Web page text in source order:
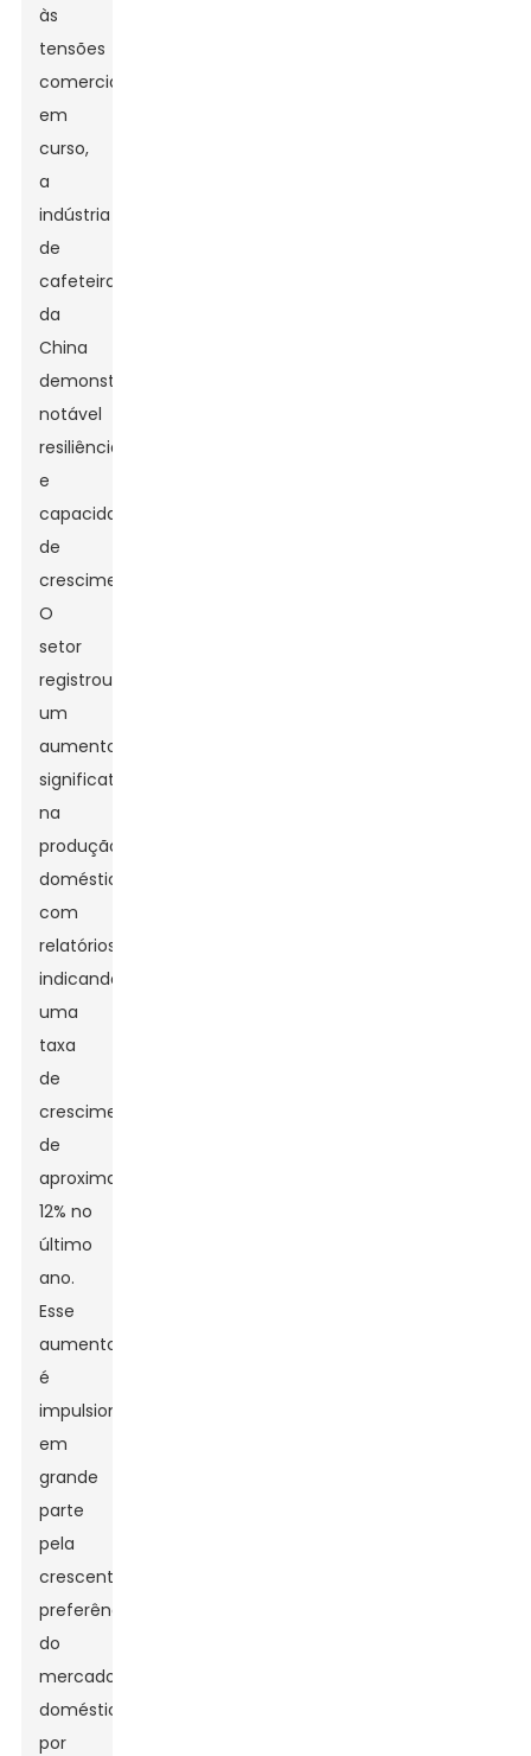
às
tensões
comerciais
em
curso,
a
indústria
de
cafeteiras
da
China
demonstrou
notável
resiliência
e
capacidade
de
crescimento.
O
setor
registrou
um
aumento
significativo
na
produção
doméstica,
com
relatórios
indicando
uma
taxa
de
crescimento
de
aproximadamente
12% no
último
ano.
Esse
aumento
é
impulsionado
em
grande
parte
pela
crescente
preferência
do
mercado
doméstico
por